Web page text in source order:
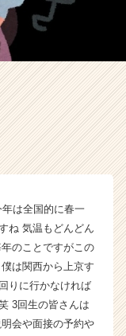
は全国的に春一
ね 気温もどんどん
のことですがこの
は関西から上京す
りに行かなければ
3回生の皆さんは
会や面接の予約や